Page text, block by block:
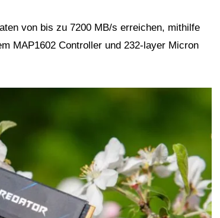
von bis zu 7200 MB/s erreichen, mithilfe
MAP1602 Controller und 232-layer Micron